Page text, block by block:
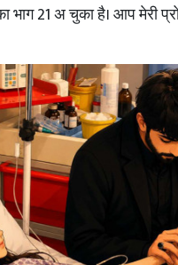
भाग 21 अ चुका है। आप मेरी